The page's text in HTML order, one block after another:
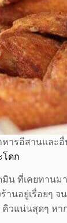
หารอีสานและอื่
โดก
น ที่เคยทานม
านอยู่เรื่อยๆ
คิวแน่นสุดๆ